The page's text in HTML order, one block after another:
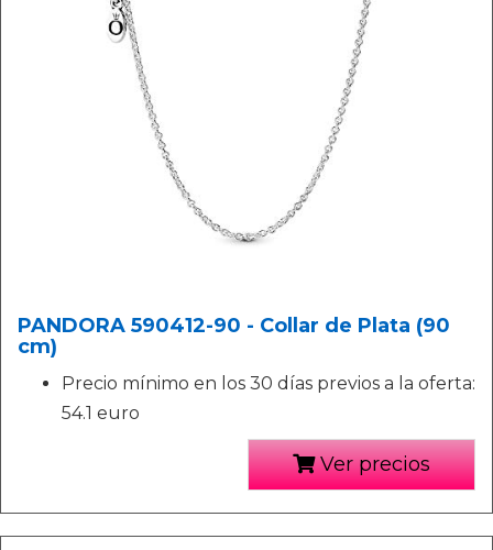
PANDORA 590412-90 - Collar de Plata (90
cm)
Precio mínimo en los 30 días previos a la oferta:
54.1 euro
Ver precios